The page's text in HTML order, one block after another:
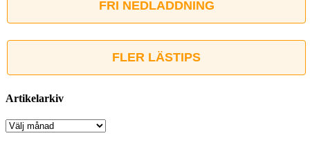
FRI NEDLADDNING
FLER LÄSTIPS
Artikelarkiv
Artikelarkiv